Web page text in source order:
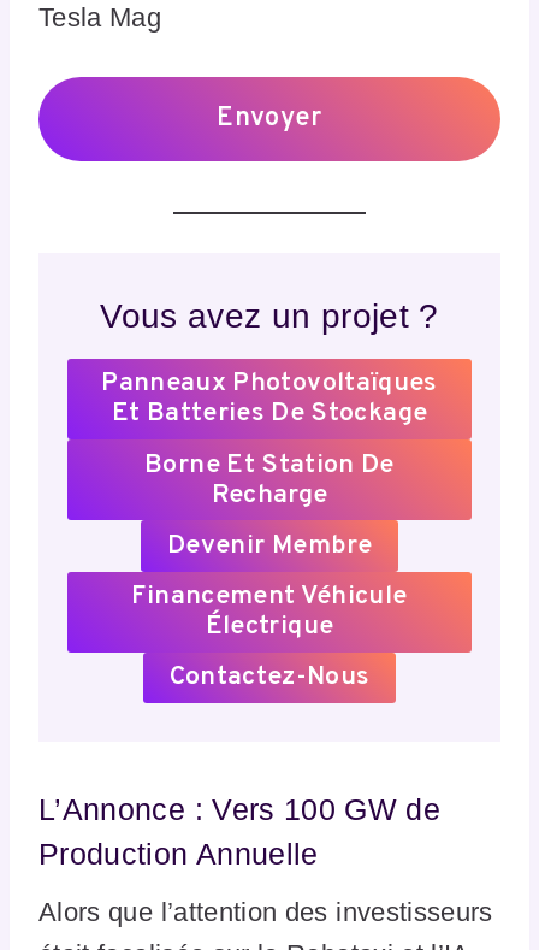
Tesla Mag
Vous avez un projet ?
Panneaux Photovoltaïques
Et Batteries De Stockage
Borne Et Station De
Recharge
Devenir Membre
Financement Véhicule
Électrique
Contactez-Nous
L’Annonce : Vers 100 GW de
Production Annuelle
Alors que l’attention des investisseurs